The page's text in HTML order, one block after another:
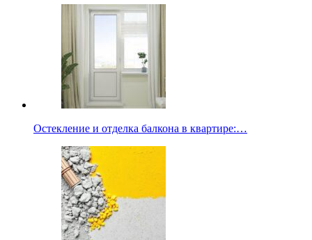
Остекление и отделка балкона в квартире:…